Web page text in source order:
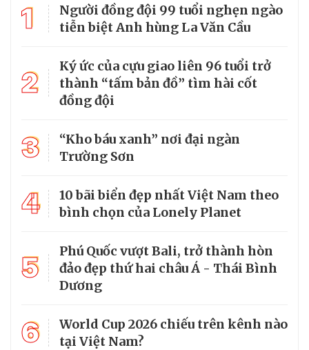
1
Người đồng đội 99 tuổi nghẹn ngào
tiễn biệt Anh hùng La Văn Cầu
2
Ký ức của cựu giao liên 96 tuổi trở
thành “tấm bản đồ” tìm hài cốt
đồng đội
3
“Kho báu xanh” nơi đại ngàn
Trường Sơn
4
10 bãi biển đẹp nhất Việt Nam theo
bình chọn của Lonely Planet
5
Phú Quốc vượt Bali, trở thành hòn
đảo đẹp thứ hai châu Á - Thái Bình
Dương
6
World Cup 2026 chiếu trên kênh nào
tại Việt Nam?